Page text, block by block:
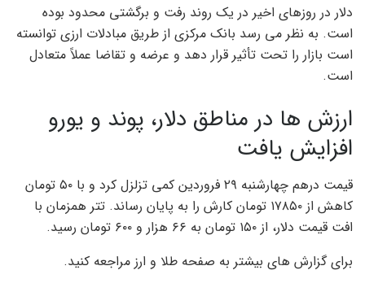
دلار در روزهای اخیر در یک روند رفت و برگشتی محدود بوده
است. به نظر می رسد بانک مرکزی از طریق مبادلات ارزی توانسته
است بازار را تحت تأثیر قرار دهد و عرضه و تقاضا عملاً متعادل
است.
ارزش ها در مناطق دلار، پوند و یورو
افزایش یافت
قیمت درهم چهارشنبه ۲۹ فروردین کمی تزلزل کرد و با ۵۰ تومان
کاهش از ۱۷۸۵۰ تومان کارش را به پایان رساند. تتر همزمان با
افت قیمت دلار، از ۱۵۰ تومان به ۶۶ هزار و ۶۰۰ تومان رسید.
برای گزارش های بیشتر به صفحه طلا و ارز مراجعه کنید.